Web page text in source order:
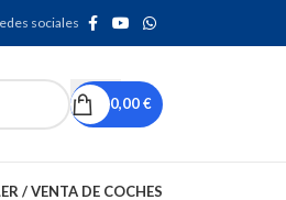
sociales
0,00€
/ VENTA DE COCHES